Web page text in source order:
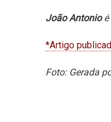
João Antonioé
*Artigo
Foto: Gerada